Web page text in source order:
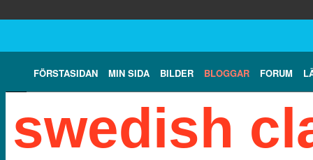
FÖRSTASIDAN MIN SIDA BILDER BLOGGAR FORUM
swedish